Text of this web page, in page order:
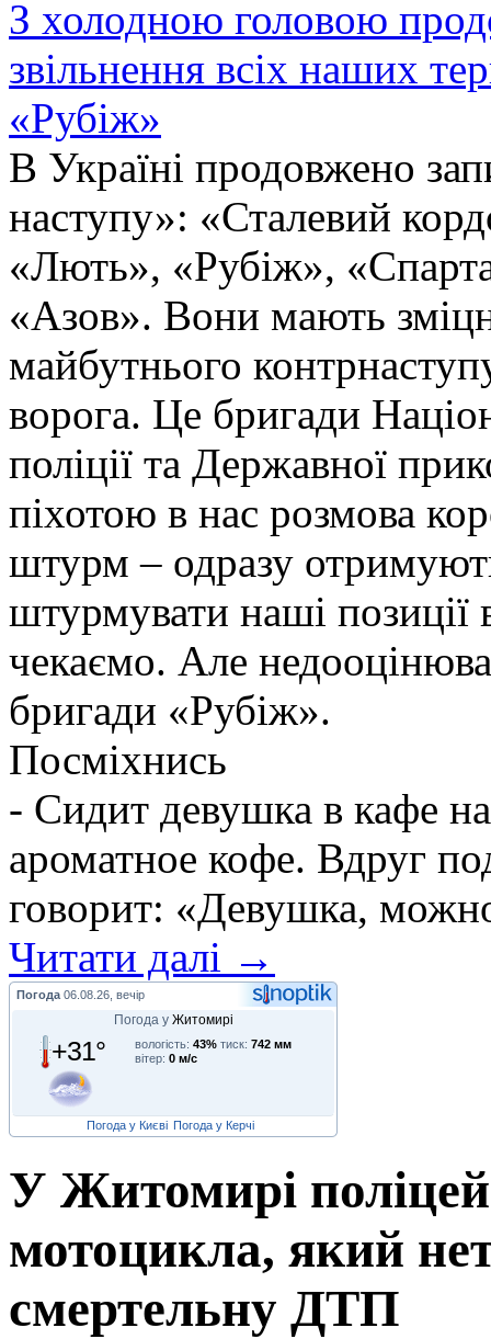
З холодною головою
звільнення всіх наших
«Рубіж»
В Україні продовжено
наступу»: «Сталевий
«Лють», «Рубіж»,
«Азов». Вони мають
майбутнього
ворога. Це бригади
поліції та Державної
піхотою в нас розмова
штурм – одразу
штурмувати наші позиції
чекаємо. Але
бригади «Рубіж».
Посміхнись
- Сидит девушка в кафе
ароматное кофе. Вдруг
говорит: «Девушка,
Читати далі →
Погода 06.08.26, вечір
Погода у Житомирі
+31° вологість: 43% тиск: 742 мм
вітер: 0 м/с
Погода у Києві Погода у Керчі
У Житомирі
мотоцикла, який
смертельну ДТП